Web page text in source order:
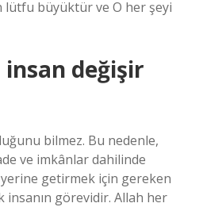
lütfu büyüktür ve O her şeyi
değişir
bilmez. Bu nedenle,
ve imkânlar dahilinde
getirmek için gereken
insanın görevidir. Allah her